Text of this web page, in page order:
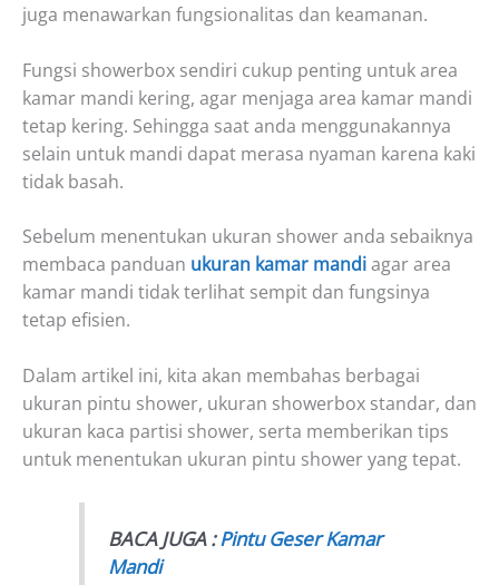
juga menawarkan fungsionalitas dan keamanan.
Fungsi showerbox sendiri cukup penting untuk area
kamar mandi kering, agar menjaga area kamar mandi
tetap kering. Sehingga saat anda menggunakannya
selain untuk mandi dapat merasa nyaman karena kaki
tidak basah.
Sebelum menentukan ukuran shower anda sebaiknya
membaca panduan ukuran kamar mandiagar area
kamar mandi tidak terlihat sempit dan fungsinya
tetap efisien.
Dalam artikel ini, kita akan membahas berbagai
ukuran pintu shower, ukuran showerbox standar, dan
ukuran kaca partisi shower, serta memberikan tips
untuk menentukan ukuran pintu shower yang tepat.
BACA JUGA :Pintu Geser Kamar
Mandi